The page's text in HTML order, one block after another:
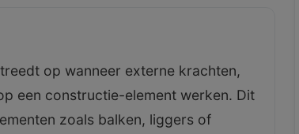
op wanneer externe krachten,
een constructie-element werken. Dit
zoals balken, liggers of